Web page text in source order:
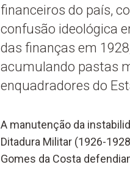
financeiros do país,
confusão ideológica
das finanças em
acumulando pastas
enquadradores do
A manutenção da
Ditadura Militar (1926-
Gomes da Costa